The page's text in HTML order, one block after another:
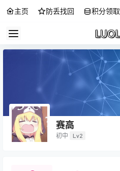
主页 防丢找回 积分领取
赛高
初中 Lv2